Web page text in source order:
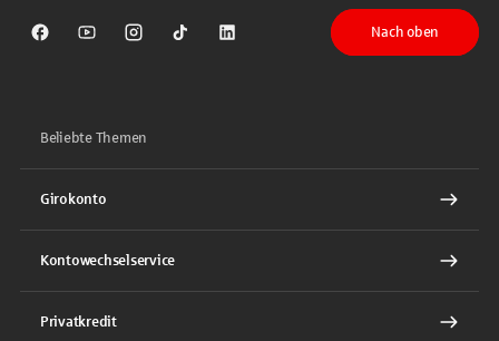
Sparkasse auf Facebook
Sparkasse auf Youtube
Sparkasse auf Instagram
Sparkasse auf TikTok
Sparkasse auf LinkedIn
Nach oben
Beliebte Themen
Girokonto
Kontowechselservice
Privatkredit